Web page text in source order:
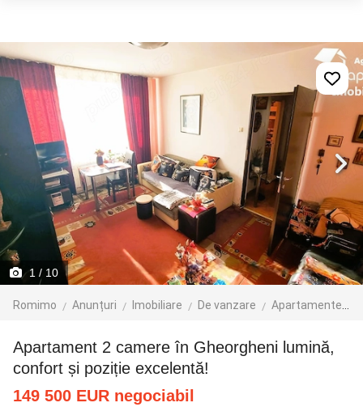
1 / 10
Romimo Anunțuri Imobiliare De vanzare Apartamente de vanzare
Apartament 2 camere în Gheorgheni lumină,
confort și poziție excelentă!
149 500 EUR negociabil